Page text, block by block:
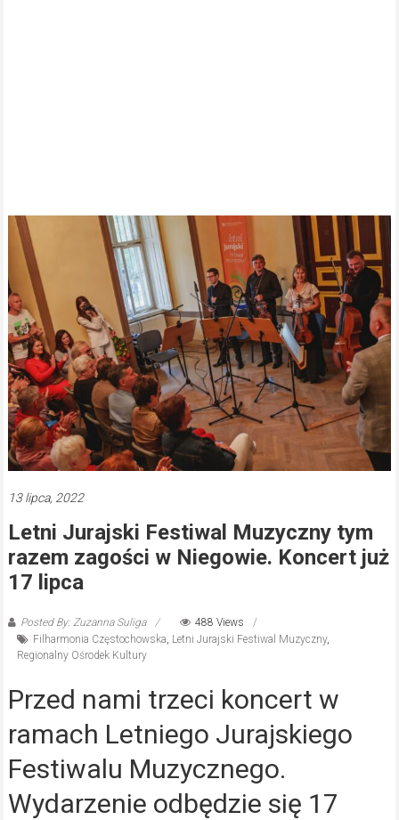
13 lipca, 2022
Letni Jurajski Festiwal Muzyczny tym
razem zagości w Niegowie. Koncert już
17 lipca
Posted By: Zuzanna Suliga
488 Views
Filharmonia Częstochowska, Letni Jurajski Festiwal Muzyczny,
Regionalny Ośrodek Kultury
Przed nami trzeci koncert w
ramach Letniego Jurajskiego
Festiwalu Muzycznego.
Wydarzenie odbędzie się 17